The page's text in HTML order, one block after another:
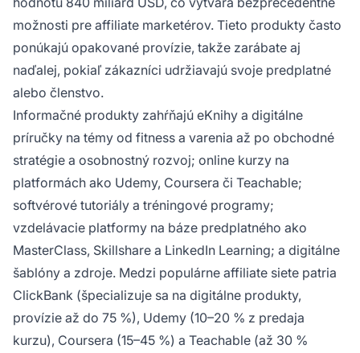
možnosti pre affiliate marketérov. Tieto produkty často
ponúkajú opakované provízie, takže zarábate aj
naďalej, pokiaľ zákazníci udržiavajú svoje predplatné
alebo členstvo.
Informačné produkty zahŕňajú eKnihy a digitálne
príručky na témy od fitness a varenia až po obchodné
stratégie a osobnostný rozvoj; online kurzy na
platformách ako Udemy, Coursera či Teachable;
softvérové tutoriály a tréningové programy;
vzdelávacie platformy na báze predplatného ako
MasterClass, Skillshare a LinkedIn Learning; a digitálne
šablóny a zdroje. Medzi populárne affiliate siete patria
ClickBank (špecializuje sa na digitálne produkty,
provízie až do 75 %), Udemy (10–20 % z predaja
kurzu), Coursera (15–45 %) a Teachable (až 30 %